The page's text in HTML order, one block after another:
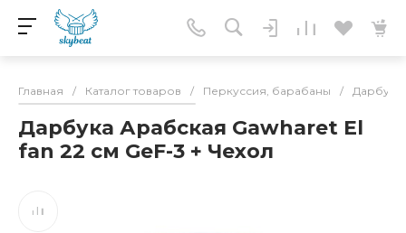
Главная / Каталог товаров / Перкуссия, барабаны /
Дарбука Арабская Gawharet El
fan 22 см GeF-3 + Чехол